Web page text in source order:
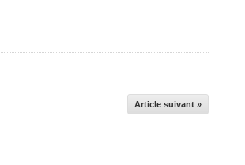
Article suivant »